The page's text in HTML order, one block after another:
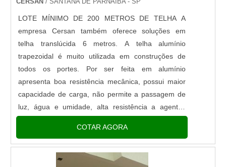
LOTE MÍNIMO DE 200 METROS DE TELHA A
empresa Cersan também oferece soluções em
telha translúcida 6 metros. A telha alumínio
trapezoidal é muito utilizada em construções de
todos os portes. Por ser feita em alumínio
apresenta boa resistência mecânica, possui maior
capacidade de carga, não permite a passagem de
luz, água e umidade, alta resistência a agentes
moldado para se adaptar a necessidade do....
COTAR AGORA